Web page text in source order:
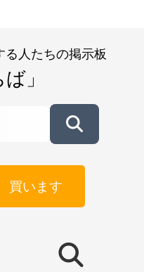
人たちの掲示板
」
買います